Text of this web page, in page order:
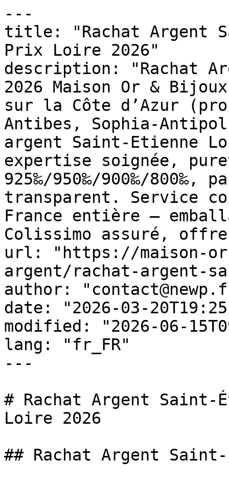
---
title: "Rachat Argent
Prix Loire 2026"
description: "Rachat
2026 Maison Or &
sur la Côte d’Azur
Antibes, Sophia-
argent Saint-Etienne
expertise soignée,
925‰/950‰/900‰/800‰,
transparent. Service
France entière —
Colissimo assuré,
url: "https://maison-
argent/rachat-argent-
author:
date: "2026-03-
modified: "2026-06-
lang: "fr_FR"
---
# Rachat Argent
Loire 2026
## Rachat Argent